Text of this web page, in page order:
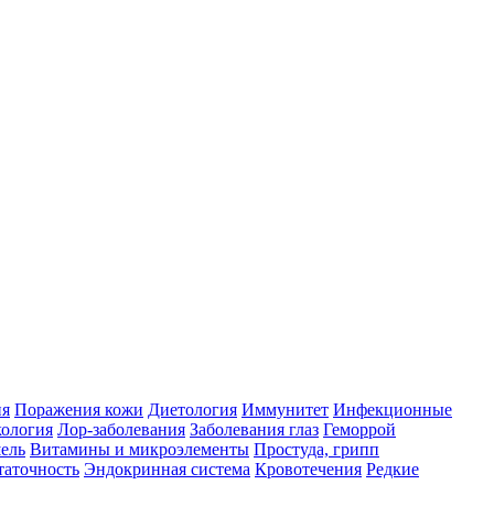
Поражения кожи Диетология Иммунитет Инфекционные
Лор-заболевания Заболевания глаз Геморрой
Витамины и микроэлементы Простуда, грипп
Эндокринная система Кровотечения Редкие